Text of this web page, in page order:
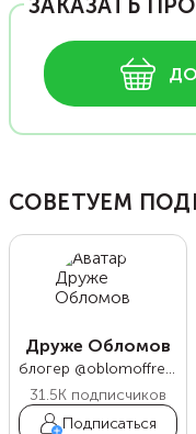
ЗАКАЗАТЬ
СОВЕТУЕМ
Друже Обломов
блогер @oblomoffrecipe
31.5K подписчиков
Подписаться